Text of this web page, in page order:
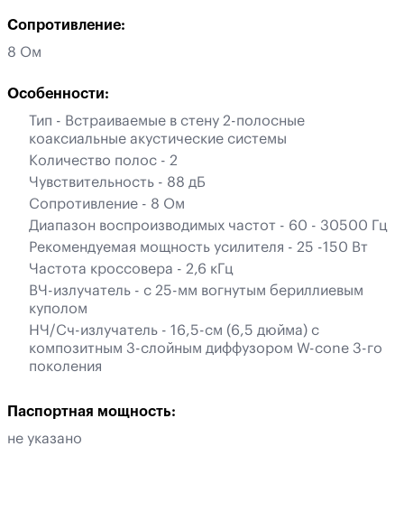
Сопротивление:
8 Ом
Особенности:
Тип - Встраиваемые в стену 2-полосные
коаксиальные акустические системы
Количество полос - 2
Чувствительность - 88 дБ
Сопротивление - 8 Ом
Диапазон воспроизводимых частот - 60 - 30500 Гц
Рекомендуемая мощность усилителя - 25 -150 Вт
Частота кроссовера - 2,6 кГц
ВЧ-излучатель - с 25-мм вогнутым бериллиевым
куполом
НЧ/Сч-излучатель - 16,5-см (6,5 дюйма) с
композитным 3-слойным диффузором W-cone 3-го
поколения
Паспортная мощность:
не указано